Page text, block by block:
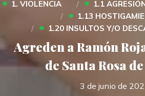
1. VIOLENCIA 1.1
• 1.13
• 1.20 INSULTOS Y/O
Agreden a Ramón
de Santa Rosa
3 de junio de